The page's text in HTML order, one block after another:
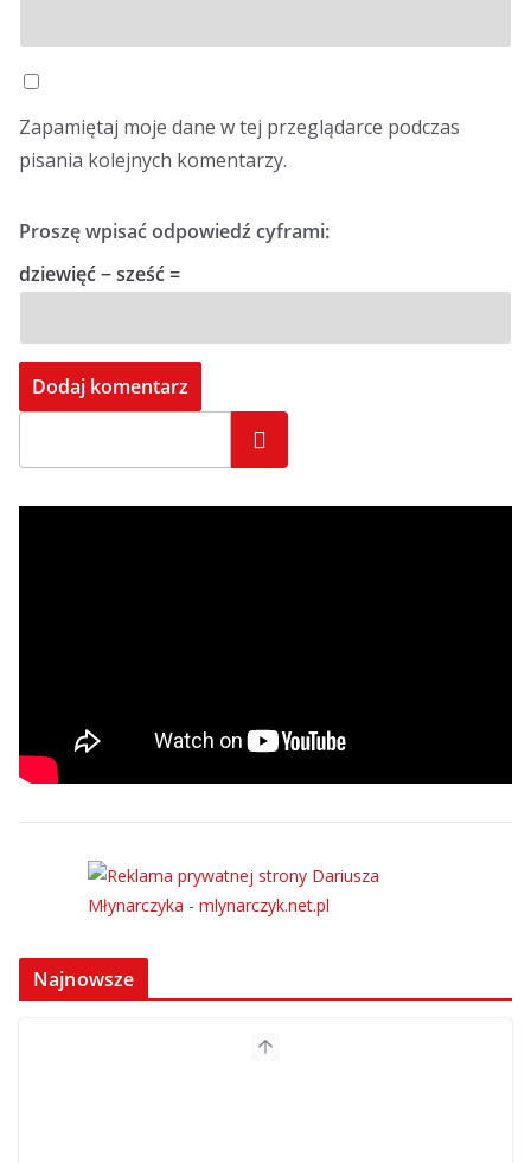
Zapamiętaj moje dane w tej przeglądarce podczas
pisania kolejnych komentarzy.
Proszę wpisać odpowiedź cyframi:
dziewięć − sześć =
Szukaj
Najnowsze